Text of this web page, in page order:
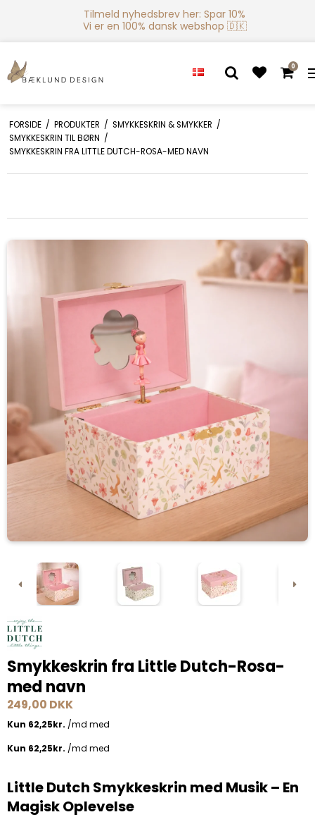
Tilmeld nyhedsbrev her: Spar 10%
Vi er en 100% dansk webshop 🇩🇰
0
FORSIDE / PRODUKTER / SMYKKESKRIN & SMYKKER /
SMYKKESKRIN TIL BØRN /
SMYKKESKRIN FRA LITTLE DUTCH-ROSA-MED NAVN
Smykkeskrin fra Little Dutch-Rosa-
med navn
249,00 DKK
Little Dutch Smykkeskrin med Musik – En
Magisk Oplevelse